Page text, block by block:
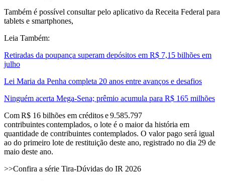
Também é possível consultar pelo aplicativo da Receita Federal para
tablets e smartphones,
Leia Também:
Retiradas da poupança superam depósitos em R$ 7,15 bilhões em
julho
Lei Maria da Penha completa 20 anos entre avanços e desafios
Ninguém acerta Mega-Sena; prêmio acumula para R$ 165 milhões
Com R$ 16 bilhões em créditos e 9.585.797
contribuintes contemplados, o lote é o maior da história em
quantidade de contribuintes contemplados. O valor pago será igual
ao do primeiro lote de restituição deste ano, registrado no dia 29 de
maio deste ano.
>>Confira a série Tira-Dúvidas do IR 2026